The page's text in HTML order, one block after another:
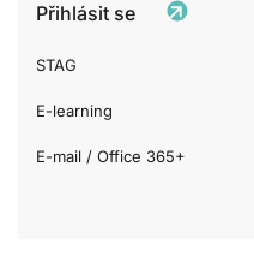
Přihlásit se
STAG
E-learning
E-mail / Office 365+